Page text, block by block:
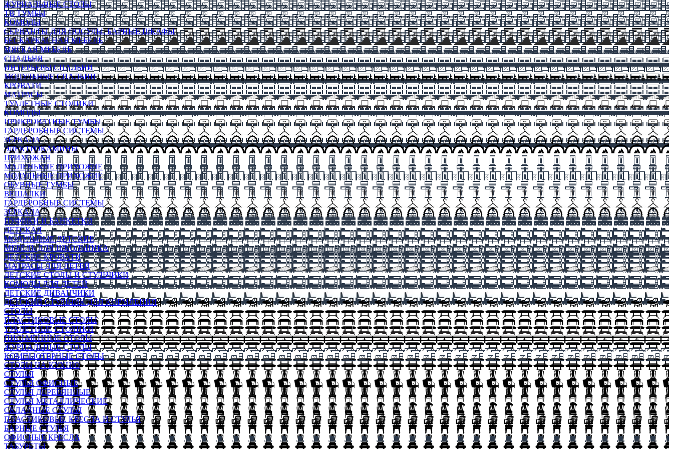
ЖУРНАЛЬНЫЕ СТОЛЫ
ТВ ТУМБЫ
КОМОДЫ
СЕРВАНТЫ ДЛЯ ПОСУДЫ, БАРНЫЕ ШКАФЫ
БЕСКАРКАСНАЯ МЕБЕЛЬ
МЯГКАЯ МЕБЕЛЬ
СПАЛЬНЯ
ИНТЕРЬЕРЫ СПАЛЬНИ
МОДУЛЬНЫЕ СПАЛЬНИ
КРОВАТИ
МАТРАСЫ
ТУАЛЕТНЫЕ СТОЛИКИ
КОМОДЫ
ПРИКРОВАТНЫЕ ТУМБЫ
ГАРДЕРОБНЫЕ СИСТЕМЫ
ЗЕРКАЛА
ЭЛЕКТРОКАМИНЫ
ПРИХОЖАЯ
МАЛЕНЬКИЕ ПРИХОЖИЕ
МОДУЛЬНЫЕ ПРИХОЖИЕ
ОБУВНЫЕ ТУМБЫ
ВЕШАЛКИ
ГАРДЕРОБНЫЕ СИСТЕМЫ
ЗЕРКАЛА
ПУФИКИ И БАНКЕТКИ
ДЕТСКАЯ
МОДУЛЬНЫЕ ДЕТСКИЕ
МЕБЕЛЬ ДЛЯ ШКОЛЬНИКА
ДЕТСКИЕ КРОВАТИ
МАТРАСЫ ДЛЯ ДЕТЕЙ
ДЕТСКИЕ СТОЛЫ И СТУЛЬЧИКИ
КОМОДЫ ДЛЯ ДЕТЕЙ
ДЕТСКИЕ ДИВАНЧИКИ
ДЕТСКИЙ СТУЛЬЧИК ДЛЯ КОРМЛЕНИЯ
СТОЛЫ
ПЛАСТИКОВЫЕ СТОЛЫ
ТУАЛЕТНЫЕ СТОЛИКИ
ПИСЬМЕННЫЕ СТОЛЫ
ЖУРНАЛЬНЫЕ СТОЛЫ
КОМПЬЮТЕРНЫЕ СТОЛЫ
СТОЛЫ НА КУХНЮ
СТУЛЬЯ
СТУЛЬЯ ОФИСНЫЕ
СТУЛЬЯ ДЕРЕВЯННЫЕ
СТУЛЬЯ МЕТАЛЛИЧЕСКИЕ
СКЛАДНЫЕ СТУЛЬЯ
ПЛАСТИКОВЫЕ КРЕСЛА И СТУЛЬЯ
БАРНЫЕ СТУЛЬЯ
ОФИСНЫЕ КРЕСЛА
ТАБУРЕТЫ